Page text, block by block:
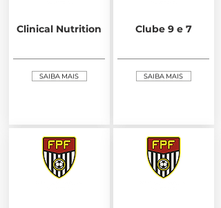
Clinical Nutrition
SAIBA MAIS
Clube 9 e 7
SAIBA MAIS